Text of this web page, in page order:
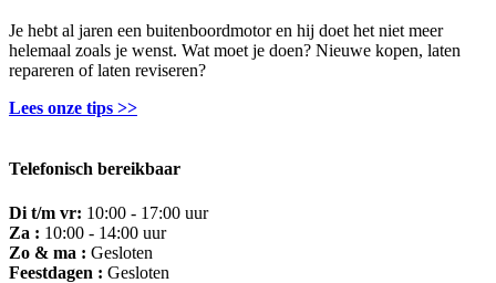
Je hebt al jaren een buitenboordmotor en hij doet het niet meer
helemaal zoals je wenst. Wat moet je doen? Nieuwe kopen, laten
repareren of laten reviseren?
Lees onze tips >>
Telefonisch bereikbaar
Di t/m vr: 10:00 - 17:00 uur
Za : 10:00 - 14:00 uur
Zo & ma : Gesloten
Feestdagen : Gesloten